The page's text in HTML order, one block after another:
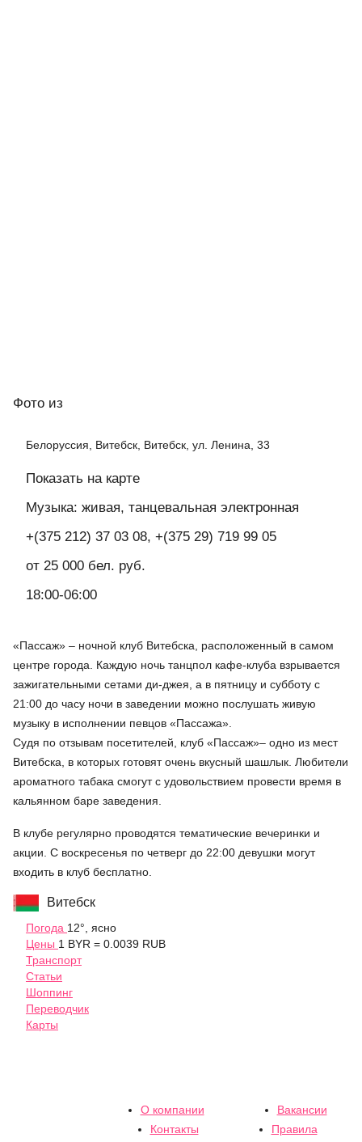
Фото из
Белоруссия, Витебск, Витебск, ул. Ленина, 33
Показать на карте
Музыка: живая, танцевальная электронная
+(375 212) 37 03 08, +(375 29) 719 99 05
от 25 000 бел. руб.
18:00-06:00
«Пассаж» – ночной клуб Витебска, расположенный в самом
центре города. Каждую ночь танцпол кафе-клуба взрывается
зажигательными сетами ди-джея, а в пятницу и субботу с
21:00 до часу ночи в заведении можно послушать живую
музыку в исполнении певцов «Пассажа».
Судя по отзывам посетителей, клуб «Пассаж»– одно из мест
Витебска, в которых готовят очень вкусный шашлык. Любители
ароматного табака смогут с удовольствием провести время в
кальянном баре заведения.
В клубе регулярно проводятся тематические вечеринки и
акции. С воскресенья по четверг до 22:00 девушки могут
входить в клуб бесплатно.
Витебск
Погода 12°, ясно
Цены 1 BYR = 0.0039 RUB
Транспорт
Статьи
Шоппинг
Переводчик
Карты
О компании
Вакансии
Контакты
Правила